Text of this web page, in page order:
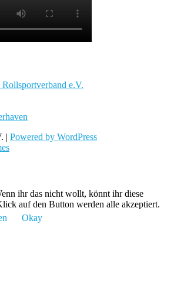
e.V.
| Powered by WordPress
ihr das nicht wollt, könnt ihr diese
auf den Button werden alle akzeptiert.
Okay